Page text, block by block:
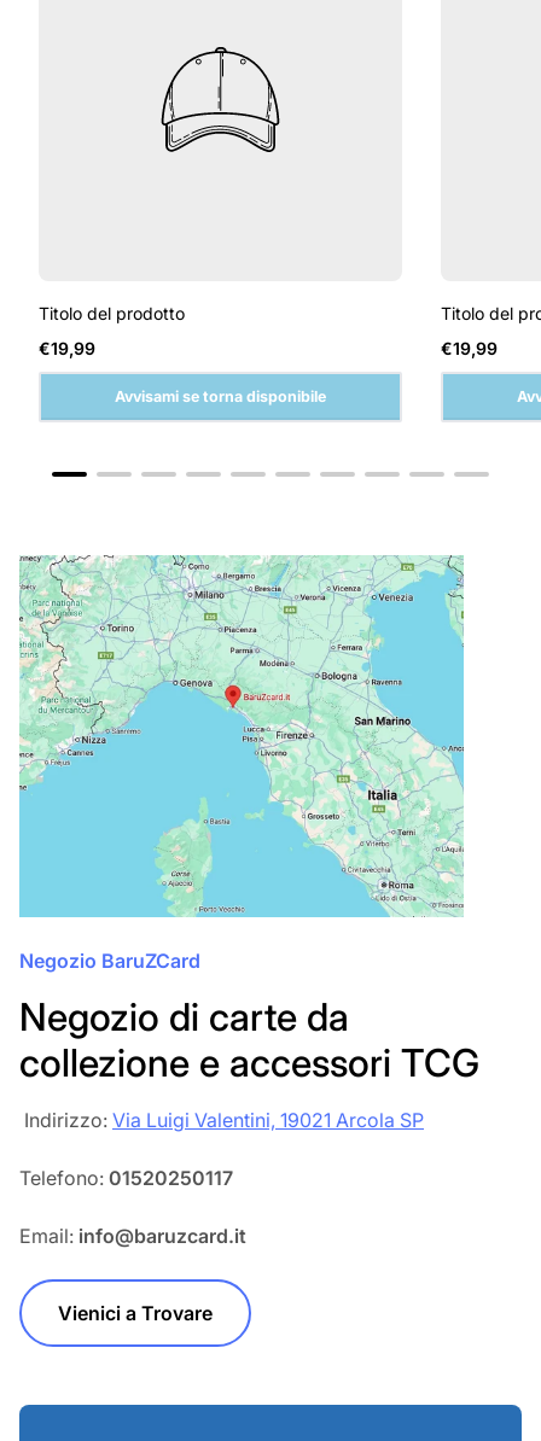
Titolo del prodotto
Prezzo
normale
€19,99
Avvisami se torna disponibile
Titolo del
Prezzo
normale
€19,99
Negozio BaruZCard
Negozio di carte da
collezione e accessori TCG
‎‎ Indirizzo: Via Luigi Valentini, 19021 Arcola SP
Telefono: 01520250117
Email: info@baruzcard.it
Vienici a Trovare